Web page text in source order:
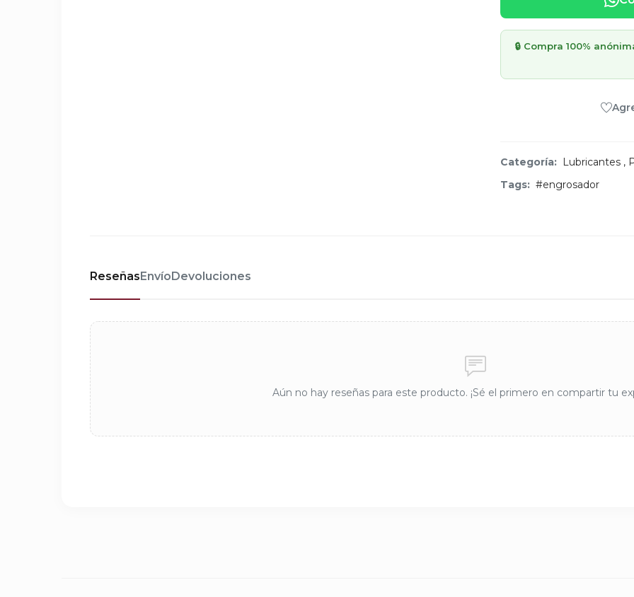
🔒 Compra 100%
Categoría: Lubricantes ,
Tags: #engrosador
ReseñasEnvíoDevoluciones
Aún no hay reseñas para este producto. ¡Sé el primero en compartir tu